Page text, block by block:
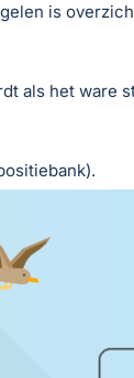
is
het ware